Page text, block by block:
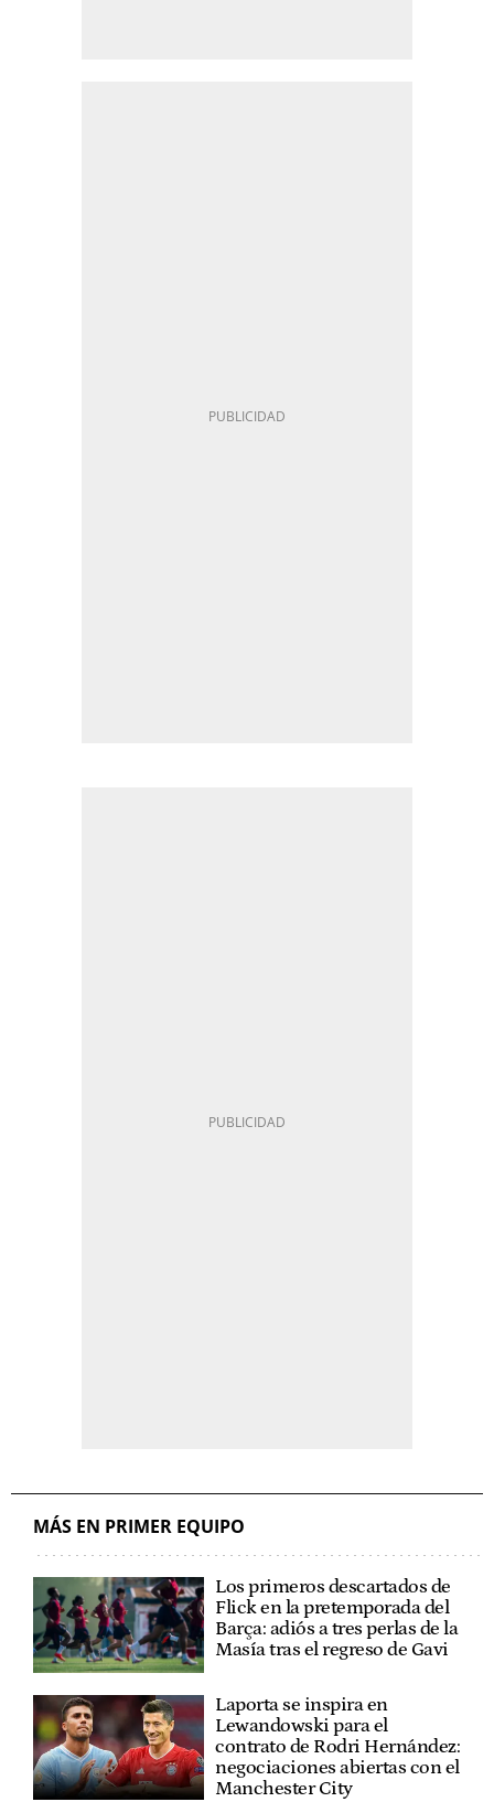
MÁS EN PRIMER EQUIPO
Los primeros descartados de
Flick en la pretemporada del
Barça: adiós a tres perlas de la
Masía tras el regreso de Gavi
Laporta se inspira en
Lewandowski para el
contrato de Rodri Hernández:
negociaciones abiertas con el
Manchester City